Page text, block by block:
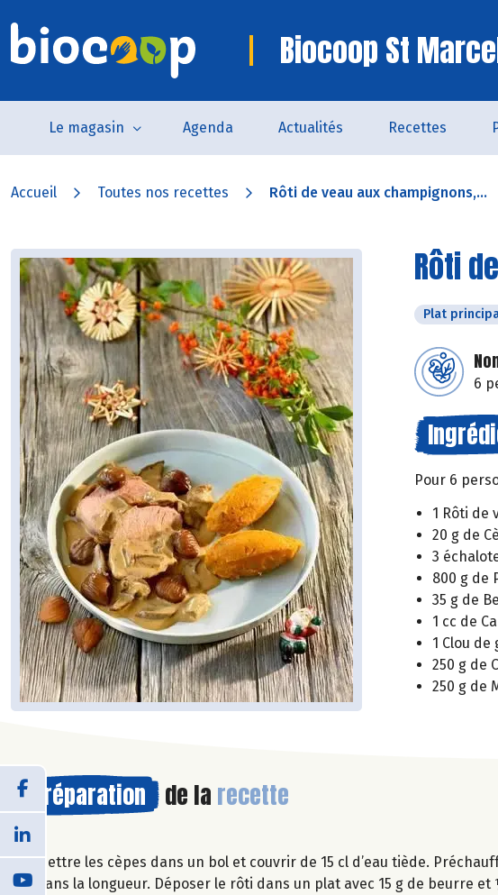
Biocoop St
Le magasin Agenda Actualités Recettes
Accueil Toutes nos recettes Rôti de veau aux champignons,...
Rôti
Plat
6
Pour 6
1 Rôti de
20 g de
3
800 g de
35 g de
1 cc de
1 Clou de
250 g de
250 g de
Préparation de la recette
Mettre les cèpes dans un bol et couvrir de 15 cl d’eau tiède.
dans la longueur. Déposer le rôti dans un plat avec 15 g de beurre